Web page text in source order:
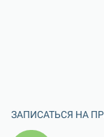
ЗАПИСАТЬСЯ НА